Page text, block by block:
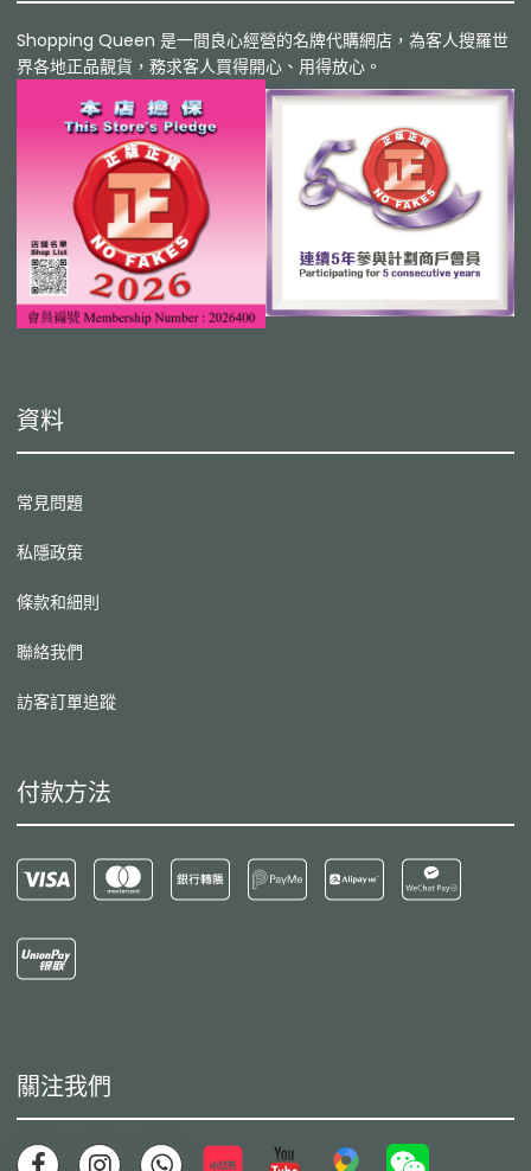
Shopping Queen 是一間良心經營的名牌代購網店，為客人搜羅世
界各地正品靚貨，務求客人買得開心、用得放心。
資料
常見問題
私隱政策
條款和細則
聯絡我們
訪客訂單追蹤
付款方法
關注我們